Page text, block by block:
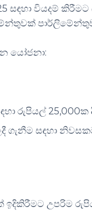
සඳහා වියදම්
යෝජනා:
රුපියල් 25,000ක
ගැනීම සඳහා
උපරිම